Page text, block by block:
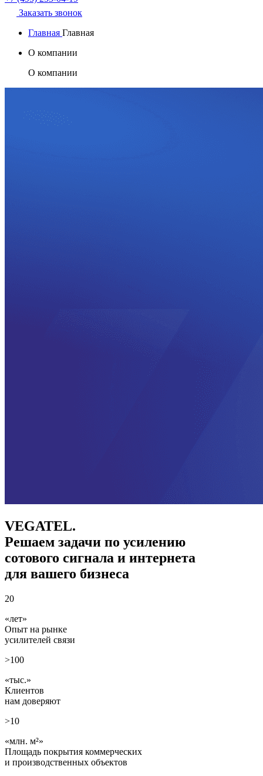
Заказать звонок
Главная Главная
О компании
О компании
VEGATEL.
Решаем задачи по усилению
сотового сигнала и интернета
для вашего бизнеса
20
лет
Опыт на рынке
усилителей связи
>100
тыс.
Клиентов
нам доверяют
>10
млн. м²
Площадь покрытия коммерческих
и производственных объектов